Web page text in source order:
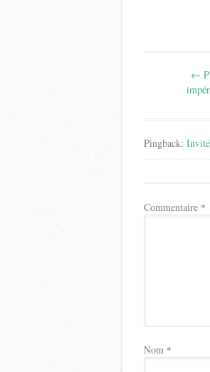
←
Pingback:
Commentaire *
Nom *